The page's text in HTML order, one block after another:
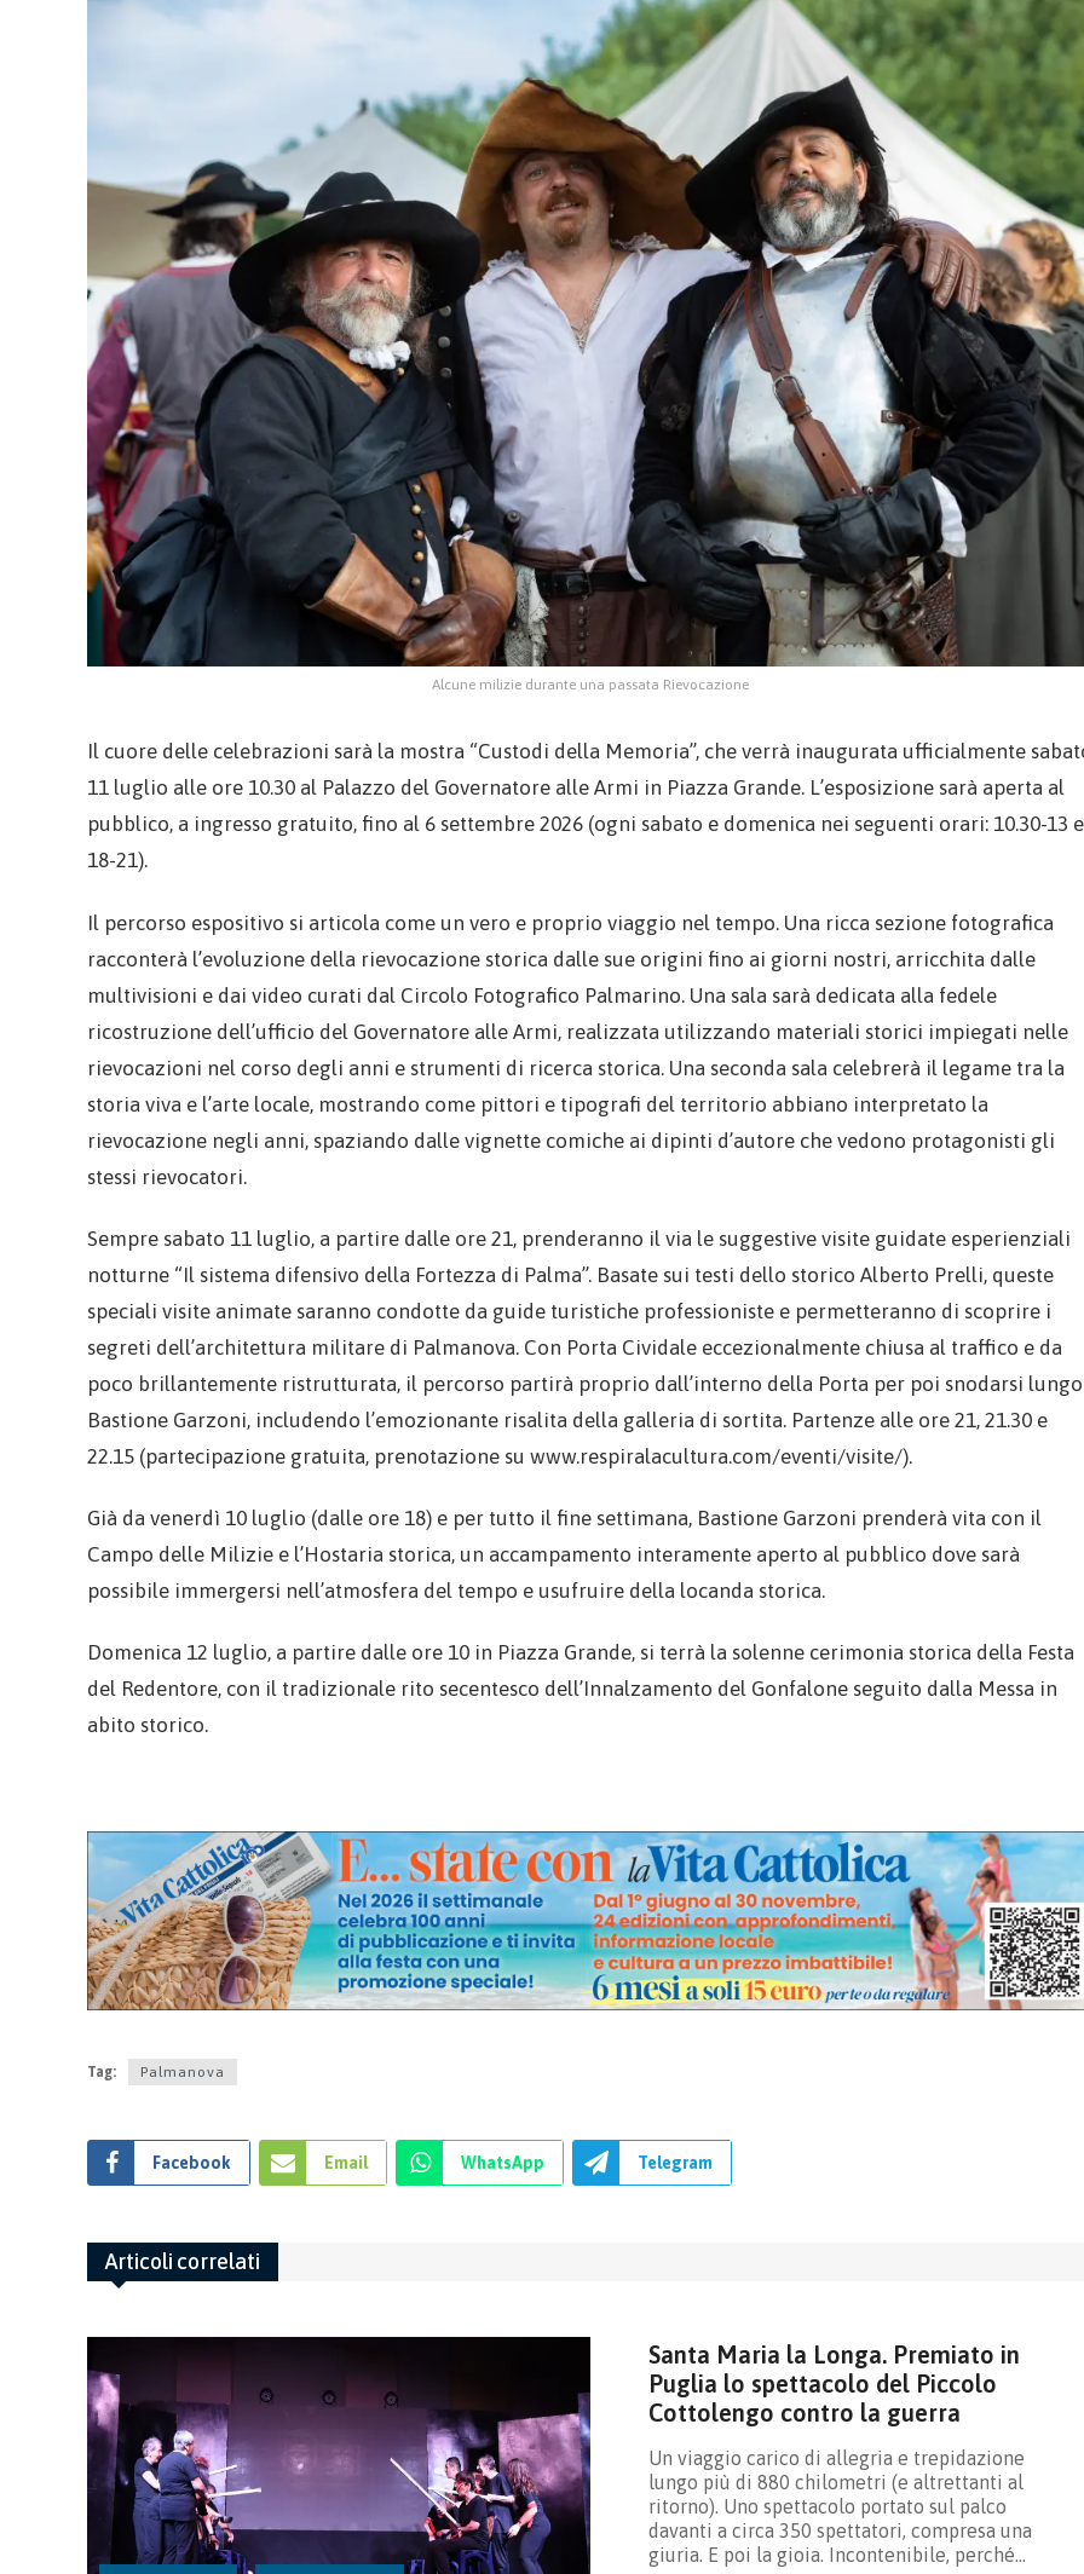
Alcune milizie durante una passata Rievocazione
Il cuore delle celebrazioni sarà la mostra “Custodi della Memoria”, che verrà inaugurata ufficialmente
11 luglio alle ore 10.30 al Palazzo del Governatore alle Armi in Piazza Grande. L’esposizione sarà aperta al
pubblico, a ingresso gratuito, fino al 6 settembre 2026 (ogni sabato e domenica nei seguenti orari: 10.30-13 e
18-21).
Il percorso espositivo si articola come un vero e proprio viaggio nel tempo. Una ricca sezione fotografica
racconterà l’evoluzione della rievocazione storica dalle sue origini fino ai giorni nostri, arricchita dalle
multivisioni e dai video curati dal Circolo Fotografico Palmarino. Una sala sarà dedicata alla fedele
ricostruzione dell’ufficio del Governatore alle Armi, realizzata utilizzando materiali storici impiegati nelle
rievocazioni nel corso degli anni e strumenti di ricerca storica. Una seconda sala celebrerà il legame tra la
storia viva e l’arte locale, mostrando come pittori e tipografi del territorio abbiano interpretato la
rievocazione negli anni, spaziando dalle vignette comiche ai dipinti d’autore che vedono protagonisti gli
stessi rievocatori.
Sempre sabato 11 luglio, a partire dalle ore 21, prenderanno il via le suggestive visite guidate esperienziali
notturne “Il sistema difensivo della Fortezza di Palma”. Basate sui testi dello storico Alberto Prelli, queste
speciali visite animate saranno condotte da guide turistiche professioniste e permetteranno di scoprire i
segreti dell’architettura militare di Palmanova. Con Porta Cividale eccezionalmente chiusa al traffico e da
poco brillantemente ristrutturata, il percorso partirà proprio dall’interno della Porta per poi snodarsi lungo
Bastione Garzoni, includendo l’emozionante risalita della galleria di sortita. Partenze alle ore 21, 21.30 e
22.15 (partecipazione gratuita, prenotazione su www.respiralacultura.com/eventi/visite/).
Già da venerdì 10 luglio (dalle ore 18) e per tutto il fine settimana, Bastione Garzoni prenderà vita con il
Campo delle Milizie e l’Hostaria storica, un accampamento interamente aperto al pubblico dove sarà
possibile immergersi nell’atmosfera del tempo e usufruire della locanda storica.
Domenica 12 luglio, a partire dalle ore 10 in Piazza Grande, si terrà la solenne cerimonia storica della Festa
del Redentore, con il tradizionale rito secentesco dell’Innalzamento del Gonfalone seguito dalla Messa in
abito storico.
Tag: Palmanova
Facebook Email WhatsApp Telegram
Articoli correlati
Santa Maria la Longa. Premiato in
Puglia lo spettacolo del Piccolo
Cottolengo contro la guerra
Un viaggio carico di allegria e trepidazione
lungo più di 880 chilometri (e altrettanti al
ritorno). Uno spettacolo portato sul palco
davanti a circa 350 spettatori, compresa una
giuria. E poi la gioia. Incontenibile, perché…